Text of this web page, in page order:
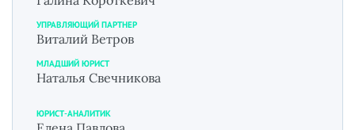
УПРАВЛЯЮЩИЙ ПАРТНЕР
Виталий Ветров
МЛАДШИЙ ЮРИСТ
Наталья Свечникова
ЮРИСТ-АНАЛИТИК